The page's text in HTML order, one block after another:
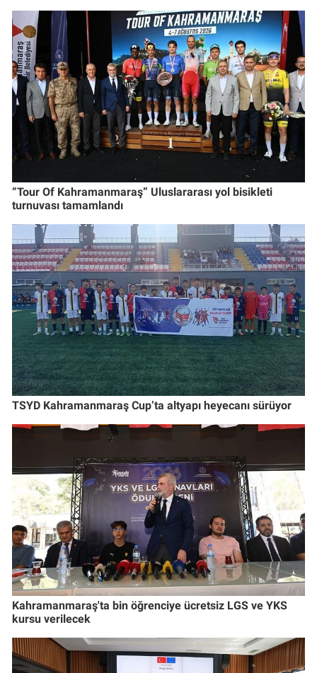
“Tour Of Kahramanmaraş” Uluslararası yol bisikleti
turnuvası tamamlandı
TSYD Kahramanmaraş Cup’ta altyapı heyecanı sürüyor
Kahramanmaraş'ta bin öğrenciye ücretsiz LGS ve YKS
kursu verilecek